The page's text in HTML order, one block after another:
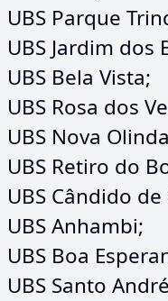
UBS Parque
UBS Jardim dos
UBS Bela Vista;
UBS Rosa dos
UBS Nova
UBS Retiro do
UBS Cândido
UBS Anhambi;
UBS Boa
UBS Santo